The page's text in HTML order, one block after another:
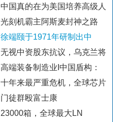
中国真的在为美国培养高级人
光刻机霸主阿斯麦封神之路
徐端颐于1971年研制出中
无视中资股东抗议，乌克兰将
高端装备制造业I中国盾构：
十年来最严重危机，全球芯片
门徒群殴富士康
23000箱，全球最大LN